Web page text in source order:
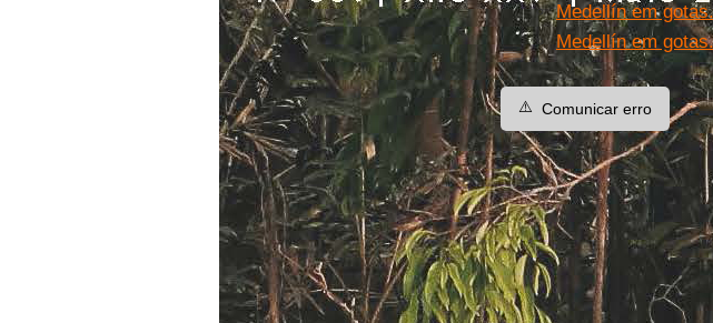
Medellín em
Medellín em
⚠️ Comunicar erro